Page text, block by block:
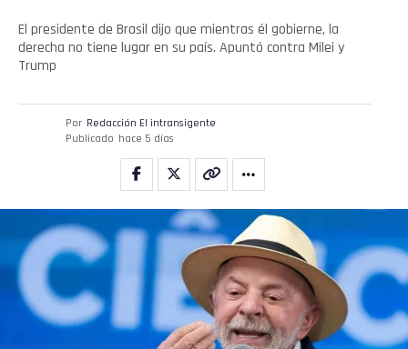
El presidente de Brasil dijo que mientras él gobierne, la
derecha no tiene lugar en su país. Apuntó contra Milei y
Trump
Por Redacción El intransigente
Publicado hace 5 días